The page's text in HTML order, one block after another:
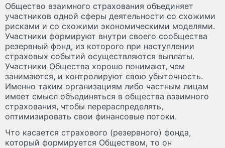
Общество взаимного страхования объединяет
участников одной сферы деятельности со схожими
рисками и со схожими экономическими моделями.
Участники формируют внутри своего сообщества
резервный фонд, из которого при наступлении
страховых событий осуществляются выплаты.
Участники Общества хорошо понимают, чем
занимаются, и контролируют свою убыточность.
Именно таким организациям либо частным лицам
имеет смысл объединяться в общества взаимного
страхования, чтобы перераспределять,
оптимизировать свои финансовые потоки.
Что касается страхового (резервного) фонда,
который формируется Обществом, то он